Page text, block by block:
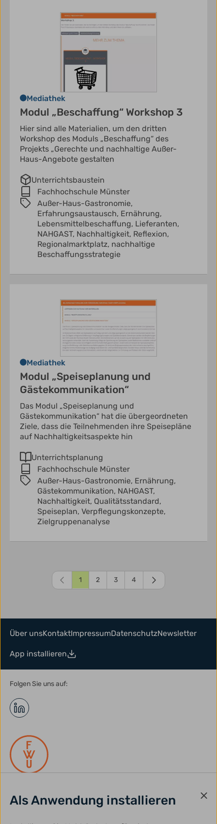
Mediathek
Modul „Beschaffung“ Workshop 3
Hier sind alle Materialien, um den dritten
Workshop des Moduls „Beschaffung“ des
Projekts „Gerechte und nachhaltige Außer-
Haus-Angebote gestalten
Unterrichtsbaustein
Fachhochschule Münster
Außer-Haus-Gastronomie,
Erfahrungsaustausch, Ernährung,
Lebensmittelbeschaffung, Lieferanten,
NAHGAST, Nachhaltigkeit, Reflexion,
Regionalmarktplatz, nachhaltige
Beschaffungsstrategie
Mediathek
Modul „Speiseplanung und
Gästekommunikation“
Das Modul „Speiseplanung und
Gästekommunikation“ hat die übergeordneten
Ziele, dass die Teilnehmenden ihre Speisepläne
auf Nachhaltigkeitsaspekte hin
Unterrichtsplanung
Fachhochschule Münster
Außer-Haus-Gastronomie, Ernährung,
Gästekommunikation, NAHGAST,
Nachhaltigkeit, Qualitätsstandard,
Speiseplan, Verpflegungskonzepte,
Zielgruppenanalyse
1 2 3 4
Als Anwendung installieren
Über unsKontaktImpressumDatenschutzNewsletter
App installieren
Folgen Sie uns auf:
gefördert durch: